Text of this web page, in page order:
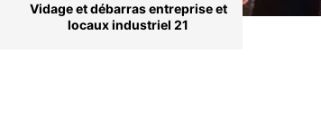
Vidage et débarras entreprise et
locaux industriel 21